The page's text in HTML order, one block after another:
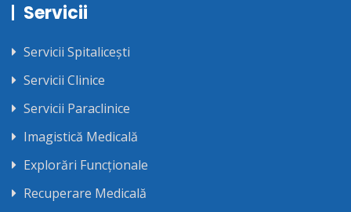
Servicii
Servicii Spitalicești
Servicii Clinice
Servicii Paraclinice
Imagistică Medicală
Explorări Funcționale
Recuperare Medicală